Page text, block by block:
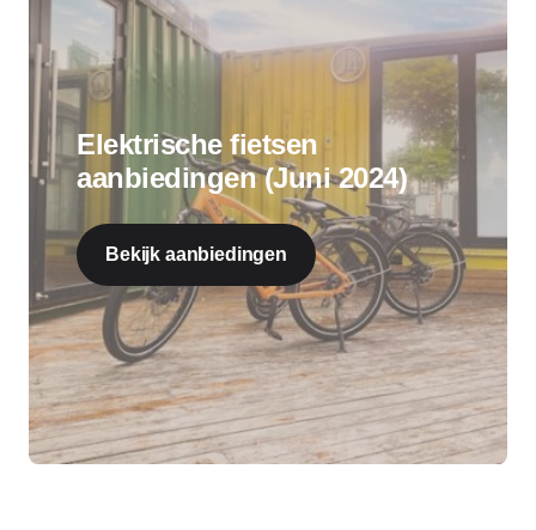
Elektrische fietsen
aanbiedingen (Juni 2024)
Bekijk aanbiedingen